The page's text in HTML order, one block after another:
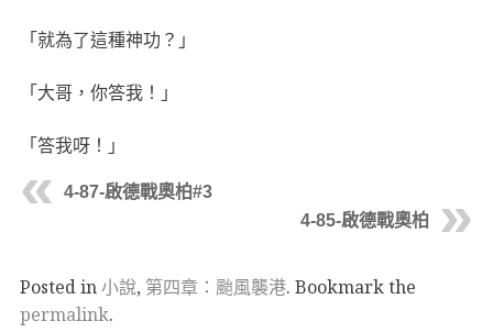
「就為了這種神功？」
「大哥，你答我！」
「答我呀！」
4-87-啟德戰奧柏#3
4-85-啟德戰奧柏
Posted in小說, 第四章：颱風襲港. Bookmark the
permalink.